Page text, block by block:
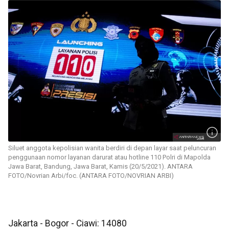
Siluet anggota kepolisian wanita berdiri di depan layar saat peluncuran
penggunaan nomor layanan darurat atau hotline 110 Polri di Mapolda
Jawa Barat, Bandung, Jawa Barat, Kamis (20/5/2021). ANTARA
FOTO/Novrian Arbi/foc. (ANTARA FOTO/NOVRIAN ARBI)
Jakarta - Bogor - Ciawi: 14080